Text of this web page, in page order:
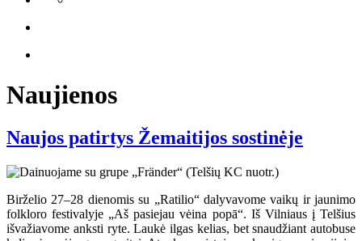
Naujienos
Naujos patirtys Žemaitijos sostinėje
Birželio 27–28 dienomis su „Ratilio“ dalyvavome vaikų ir jaunimo
folkloro festivalyje „Aš pasiejau vėina popā“. Iš Vilniaus į Telšius
išvažiavome anksti ryte. Laukė ilgas kelias, bet snaudžiant autobuse